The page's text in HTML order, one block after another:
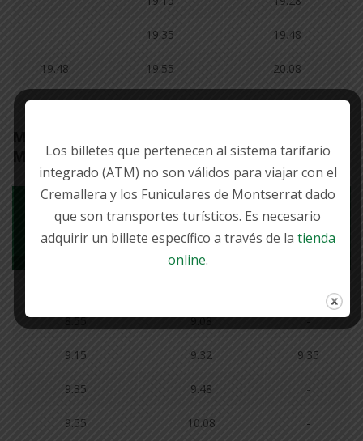
- 19.35 19.48
19.48 19.55 20.08
Montserrat
Montserrat
Monestir
Monistrol Vila
Monistrol
Montserrat
8.55 9.08 -
9.15 9.32 9.35
9.35 9.48 -
9.55 10.08 -
Los billetes que pertenecen al sistema tarifario
integrado (ATM) no son válidos para viajar con el
Cremallera y los Funiculares de Montserrat dado
que son transportes turísticos. Es necesario
adquirir un billete específico a través de la tienda
online.